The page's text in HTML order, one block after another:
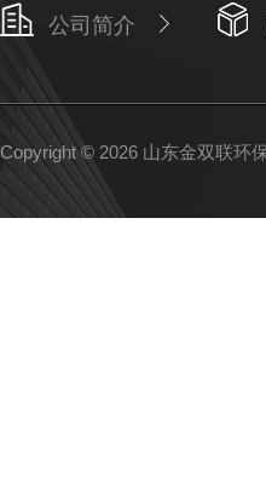
公司简介
Copyright © 2026 山东金双联环